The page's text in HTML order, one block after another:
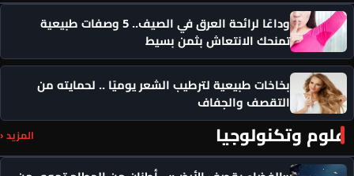
وداعًا لرائحة العرق في الصيف.. 5 وصفات طبيعية
تمنحك الانتعاش بثمن بسيط
بخاخات طبيعية لترطيب الشعر يوميًا .. لحمايته من
التقصف والجفاف
علوم وتكنولوجيا المزيد ‹